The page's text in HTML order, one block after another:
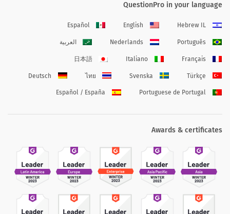
QuestionPro in your language
Hebrew IL
English
Español
Português
Nederlands العربية
Français
Italiano
日本語
Türkçe
Svenska
ไทย
Deutsch
Portuguese de Portugal
Español / España
Awards & certificates